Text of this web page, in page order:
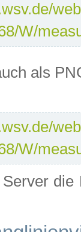
W/
als
W/